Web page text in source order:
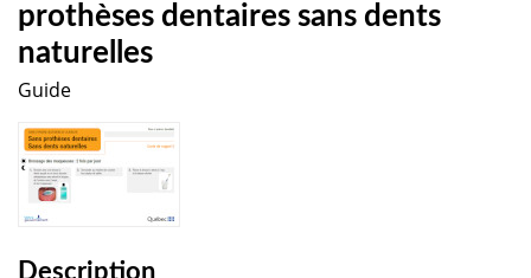
prothèses dentaires sans dents
naturelles
Guide
Description